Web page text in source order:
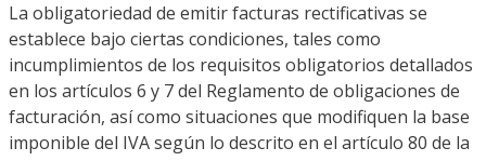
La obligatoriedad de emitir facturas rectificativas se
establece bajo ciertas condiciones, tales como
incumplimientos de los requisitos obligatorios detallados
en los artículos 6 y 7 del Reglamento de obligaciones de
facturación, así como situaciones que modifiquen la base
imponible del IVA según lo descrito en el artículo 80 de la